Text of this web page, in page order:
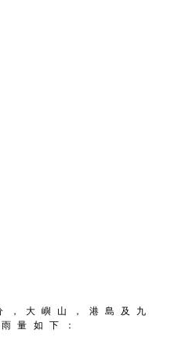
， 大 嶼 山 ， 港 島 及 九
量 如 下 ：